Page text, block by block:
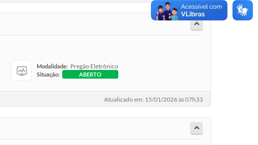
Modalidade: Pregão Eletrônico
Situação: ABERTO
Atualizado em: 15/01/2026 às 07h33